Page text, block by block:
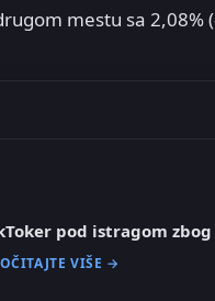
mestu sa 2,08%
pod istragom
VIŠE →